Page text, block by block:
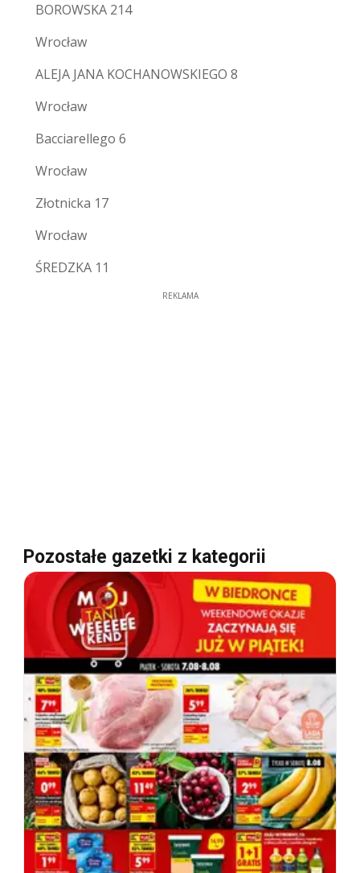
BOROWSKA 214
Wrocław
ALEJA JANA KOCHANOWSKIEGO 8
Wrocław
Bacciarellego 6
Wrocław
Złotnicka 17
Wrocław
ŚREDZKA 11
REKLAMA
Pozostałe gazetki z kategorii